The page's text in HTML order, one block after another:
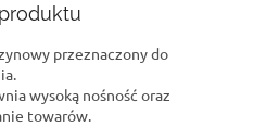
przeznaczony do
wysoką nośność oraz
towarów.